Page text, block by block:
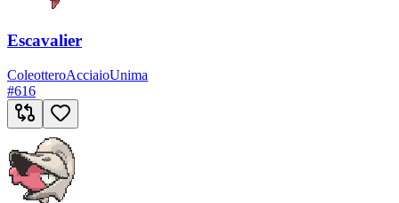
Escavalier
ColeotteroAcciaioUnima
#616